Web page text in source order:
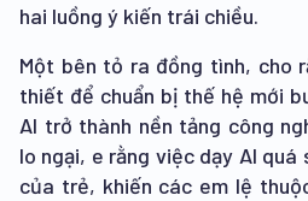
hai luồng ý kiến trái chiều.
Một bên tỏ ra đồng tình, cho
thiết để chuẩn bị thế hệ mới
AI trở thành nền tảng công
lo ngại, e rằng việc dạy AI quá
của trẻ, khiến các em lệ